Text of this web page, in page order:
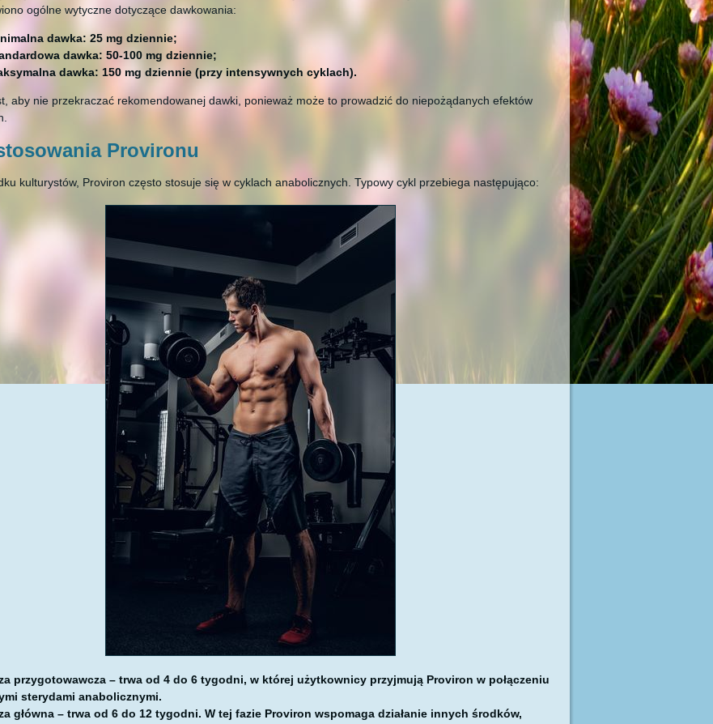
ogólne wytyczne dotyczące dawkowania:
dawka: 25 mg dziennie;
dawka: 50-100 mg dziennie;
dawka: 150 mg dziennie (przy intensywnych cyklach).
aby nie przekraczać rekomendowanej dawki, ponieważ może to prowadzić do niepożądanych efektów
Provironu
kulturystów, Proviron często stosuje się w cyklach anabolicznych. Typowy cykl przebiega następująco:
przygotowawcza – trwa od 4 do 6 tygodni, w której użytkownicy przyjmują Proviron w połączeniu
sterydami anabolicznymi.
główna – trwa od 6 do 12 tygodni. W tej fazie Proviron wspomaga działanie innych środków,